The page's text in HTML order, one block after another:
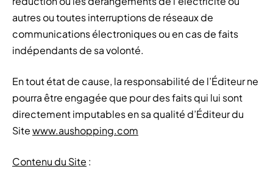
autres ou toutes interruptions de réseaux de
communications électroniques ou en cas de faits
indépendants de sa volonté.
En tout état de cause, la responsabilité de l’Éditeur ne
pourra être engagée que pour des faits qui lui sont
directement imputables en sa qualité d’Éditeur du
Sitewww.aushopping.com
Contenu du Site :